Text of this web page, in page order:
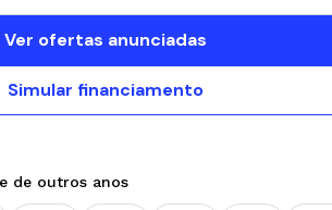
Ver ofertas anunciadas
Simular financiamento
de outros anos